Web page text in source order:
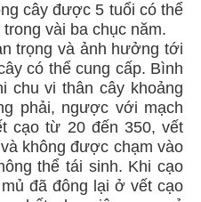
cây được 5 tuổi có thể
vài ba chục năm.
và ảnh hưởng tới
có thể cung cấp. Bình
chu vi thân cây khoảng
phải, ngược với mạch
cạo từ 20 đến 350, vết
không được chạm vào
thể tái sinh. Khi cạo
đã đông lại ở vết cạo